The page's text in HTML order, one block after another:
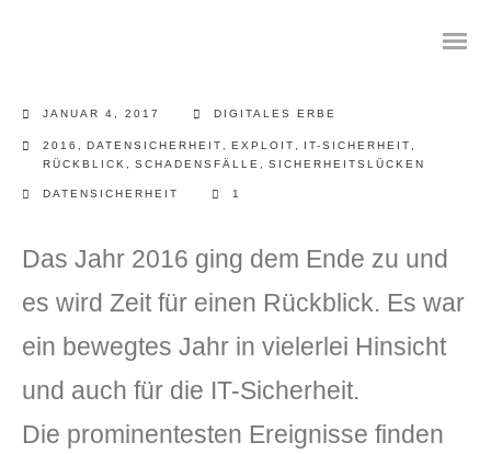
Das digitale Testament
Digitale Vorsorge
Geräteanalyse und Datensicherung
Internetsuche
JANUAR 4, 2017 DIGITALES ERBE
2016 DATENSICHERHEIT EXPLOIT IT-SICHERHEIT
RÜCKBLICK
SCHADENSFÄLLE SICHERHEITSLÜCKEN
DATENSICHERHEIT 1
Das Jahr 2016 ging dem Ende zu und
es wird Zeit für einen Rückblick. Es war
ein bewegtes Jahr in vielerlei Hinsicht
und auch für die IT-Sicherheit.
Die prominentesten Ereignisse finden